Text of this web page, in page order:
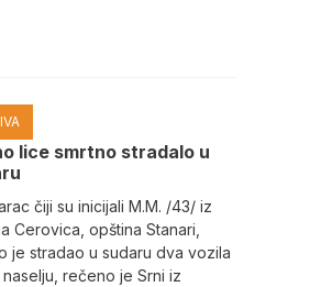
lice smrtno stradalo u
čiji su inicijali M.M. /43/ iz
Cerovica, opština Stanari,
je stradao u sudaru dva vozila
naselju, rečeno je Srni iz